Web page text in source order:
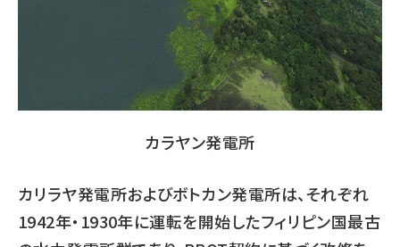
カラヤン発電所
カリラヤ発電所およびボトカン発電所は、それぞれ
1942年・1930年に運転を開始したフィリピン国最古